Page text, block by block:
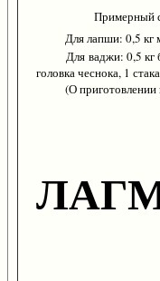
Примерный
Для лапши: 0,5 кг
Для ваджи: 0,5 кг
головка чеснока, 1
(О приготовлении